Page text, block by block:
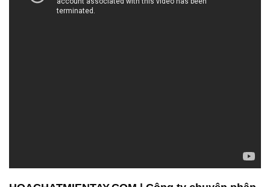
flexibility. It symbolizes the project’s goal to explore
and implement innovative approaches to